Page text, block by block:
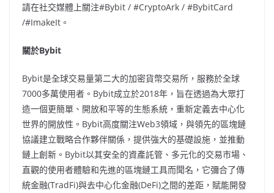
請在社交媒體上關注#Bybit / #CryptoArk / #BybitCard
/#ImakeIt。
關於Bybit
Bybit是全球交易量第二大的加密貨幣交易所，服務於全球
7000多萬使用者。Bybit成立於2018年，旨在透過為大眾打
造一個更簡單、開放和平等的生態系統，重新定義去中心化
世界的開放性。Bybit高度關注Web3領域，與領先的區塊鏈
協議建立戰略合作夥伴關係，提供強大的基礎設施，並推動
鏈上創新。Bybit以其安全的資產託管、多元化的交易市場、
直觀的使用者體驗和先進的區塊鏈工具而聞名，它彌合了傳
統金融(TradFi)與去中心化金融(DeFi)之間的差距，賦能開發